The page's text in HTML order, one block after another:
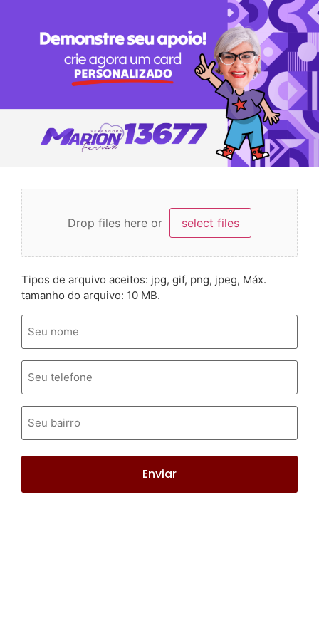
Drop files here or select files
Tipos de arquivo aceitos: jpg, gif, png, jpeg, Máx.
tamanho do arquivo: 10 MB.